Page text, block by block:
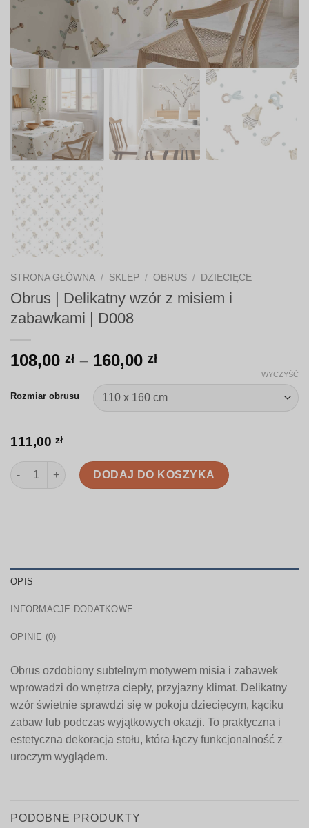
STRONA GŁÓWNA / SKLEP / OBRUS / DZIECIĘCE
Obrus | Delikatny wzór z misiem i
zabawkami | D008
108,00 zł – 160,00 złZakres
od
108,00 zł
do
Rozmiar obrusu
WYCZYŚĆ
111,00 zł
ilość Obrus | Delikatny wzór z misiem i zabawkami | D008
DODAJ DO KOSZYKA
OPIS
INFORMACJE DODATKOWE
OPINIE (0)
Obrus ozdobiony subtelnym motywem misia i zabawek
wprowadzi do wnętrza ciepły, przyjazny klimat. Delikatny
wzór świetnie sprawdzi się w pokoju dziecięcym, kąciku
zabaw lub podczas wyjątkowych okazji. To praktyczna i
estetyczna dekoracja stołu, która łączy funkcjonalność z
uroczym wyglądem.
PODOBNE PRODUKTY